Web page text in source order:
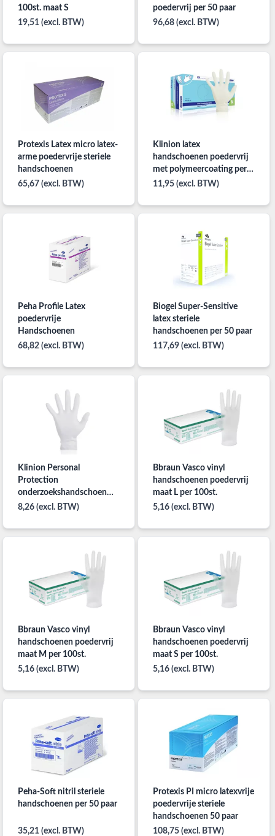
100st. maat S
19,51 (excl. BTW)
poedervrij per 50 paar
96,68 (excl. BTW)
Protexis Latex micro latex-
arme poedervrije steriele
handschoenen
65,67 (excl. BTW)
Klinion latex
handschoenen poedervrij
met polymeercoating per
100st.
11,95 (excl. BTW)
Peha Profile Latex
poedervrije
Handschoenen
68,82 (excl. BTW)
Biogel Super-Sensitive
latex steriele
handschoenen per 50 paar
117,69 (excl. BTW)
Klinion Personal
Protection
onderzoekshandschoen
Vinyl poedervrij maat M
8,26 (excl. BTW)
Bbraun Vasco vinyl
handschoenen poedervrij
maat L per 100st.
5,16 (excl. BTW)
Bbraun Vasco vinyl
handschoenen poedervrij
maat M per 100st.
5,16 (excl. BTW)
Bbraun Vasco vinyl
handschoenen poedervrij
maat S per 100st.
5,16 (excl. BTW)
Peha-Soft nitril steriele
handschoenen per 50 paar
35,21 (excl. BTW)
Protexis PI micro latexvrije
poedervrije steriele
handschoenen 50 paar
108,75 (excl. BTW)